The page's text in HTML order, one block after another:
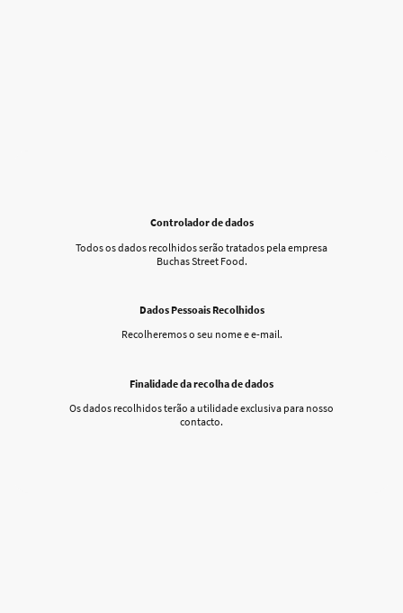
Controlador de dados
Todos os dados recolhidos serão tratados pela empresa
Buchas Street Food.
Dados Pessoais Recolhidos
Recolheremos o seu nome e e-mail.
Finalidade da recolha de dados
Os dados recolhidos terão a utilidade exclusiva para nosso
contacto.